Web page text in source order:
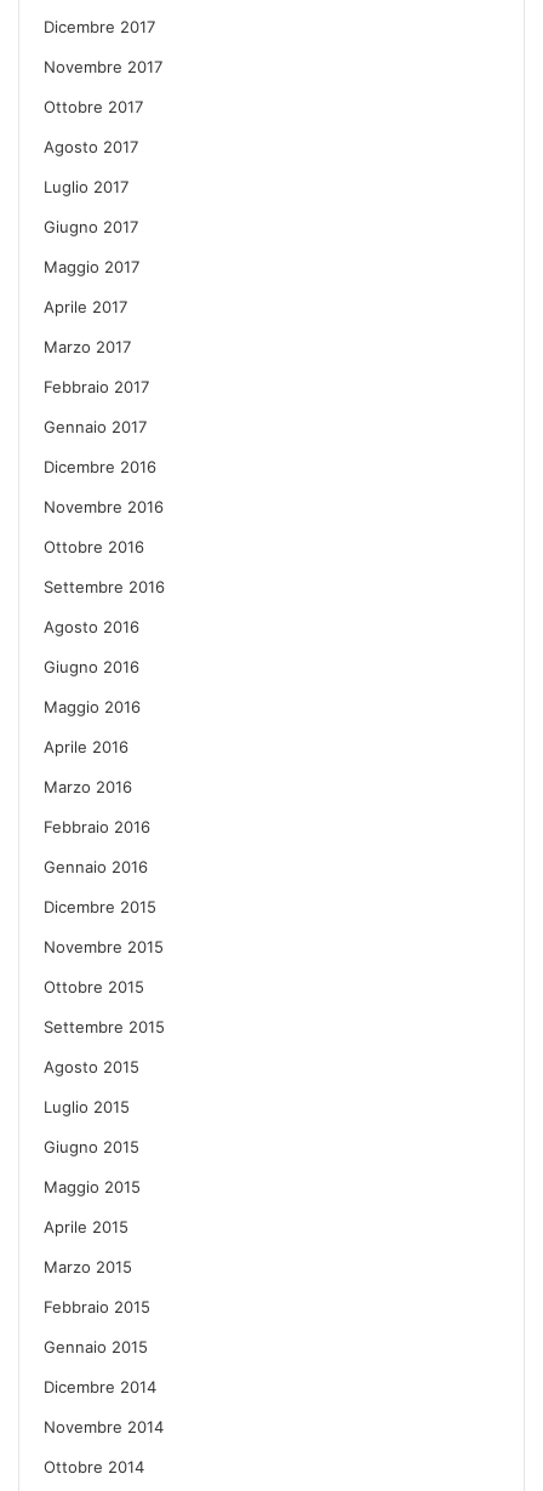
Dicembre 2017
Novembre 2017
Ottobre 2017
Agosto 2017
Luglio 2017
Giugno 2017
Maggio 2017
Aprile 2017
Marzo 2017
Febbraio 2017
Gennaio 2017
Dicembre 2016
Novembre 2016
Ottobre 2016
Settembre 2016
Agosto 2016
Giugno 2016
Maggio 2016
Aprile 2016
Marzo 2016
Febbraio 2016
Gennaio 2016
Dicembre 2015
Novembre 2015
Ottobre 2015
Settembre 2015
Agosto 2015
Luglio 2015
Giugno 2015
Maggio 2015
Aprile 2015
Marzo 2015
Febbraio 2015
Gennaio 2015
Dicembre 2014
Novembre 2014
Ottobre 2014